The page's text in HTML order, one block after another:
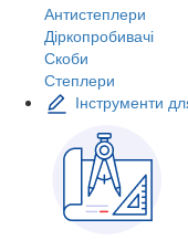
Антистеплери
Діркопробивачі
Скоби
Степлери
Інструменти